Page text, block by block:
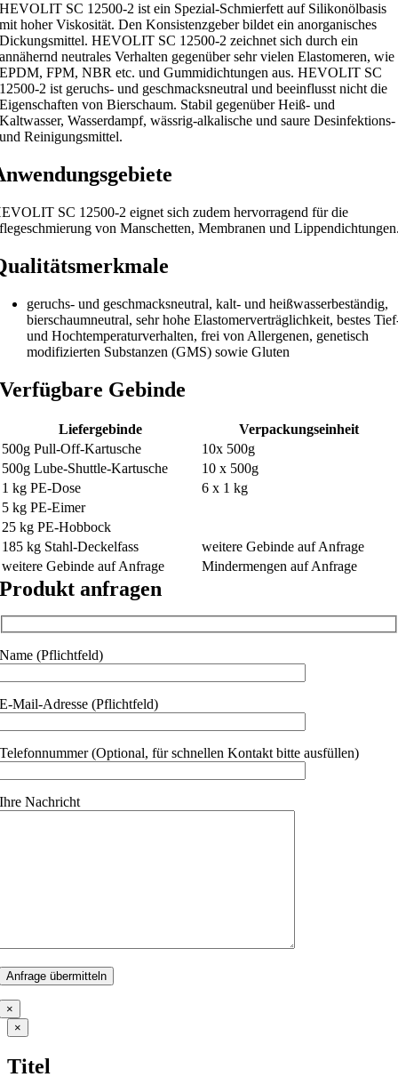
HEVOLIT SC 12500-2 ist ein Spezial-Schmierfett auf Silikonölbasis
mit hoher Viskosität. Den Konsistenzgeber bildet ein anorganisches
Dickungsmittel. HEVOLIT SC 12500-2 zeichnet sich durch ein
annähernd neutrales Verhalten gegenüber sehr vielen Elastomeren, wie
EPDM, FPM, NBR etc. und Gummidichtungen aus. HEVOLIT SC
12500-2 ist geruchs- und geschmacksneutral und beeinflusst nicht die
Eigenschaften von Bierschaum. Stabil gegenüber Heiß- und
Kaltwasser, Wasserdampf, wässrig-alkalische und saure Desinfektions-
und Reinigungsmittel.
SC 12500-2 eignet sich zudem hervorragend für die
von Manschetten, Membranen und
geruchs- und geschmacksneutral, kalt- und heißwasserbeständig,
bierschaumneutral, sehr hohe Elastomerverträglichkeit, bestes
und Hochtemperaturverhalten, frei von Allergenen, genetisch
modifizierten Substanzen (GMS) sowie Gluten
Verfügbare Gebinde
Liefergebinde
Verpackungseinheit
500g Pull-Off-Kartusche
10x 500g
500g Lube-Shuttle-Kartusche
10 x 500g
1 kg PE-Dose
6 x 1 kg
5 kg PE-Eimer
25 kg PE-Hobbock
185 kg Stahl-Deckelfass
weitere Gebinde auf Anfrage
weitere Gebinde auf Anfrage
Mindermengen auf Anfrage
Produkt anfragen
Name (Pflichtfeld)
E-Mail-Adresse (Pflichtfeld)
Telefonnummer (Optional, für schnellen Kontakt bitte ausfüllen)
Ihre Nachricht
×
Close
product
view
×
Titel